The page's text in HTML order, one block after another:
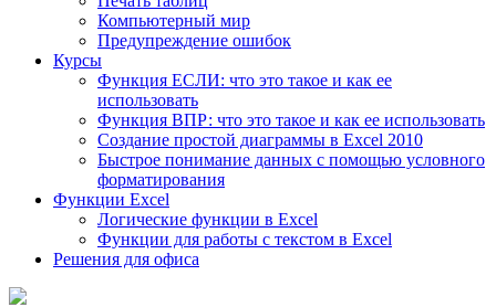
Компьютерный мир
Предупреждение ошибок
Курсы
Функция ЕСЛИ: что это такое и как ее
использовать
Функция ВПР: что это такое и как ее использовать
Создание простой диаграммы в Excel 2010
Быстрое понимание данных с помощью условного
форматирования
Функции Excel
Логические функции в Excel
Функции для работы с текстом в Excel
Решения для офиса